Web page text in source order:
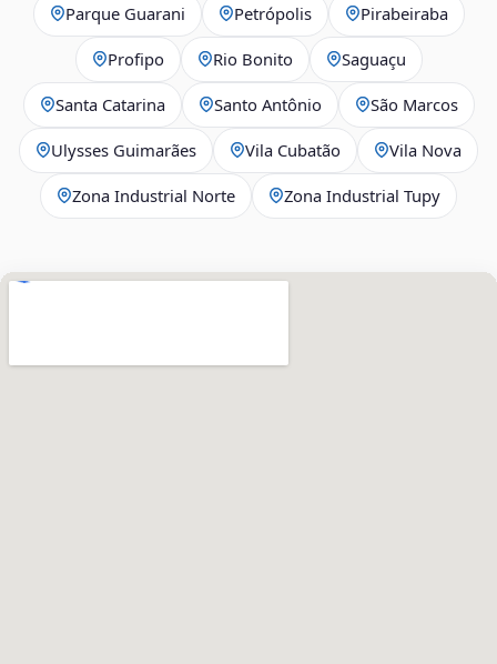
Parque Guarani Petrópolis Pirabeiraba
Profipo Rio Bonito Saguaçu
Santa Catarina Santo Antônio São Marcos
Ulysses Guimarães Vila Cubatão Vila Nova
Zona Industrial Norte Zona Industrial Tupy